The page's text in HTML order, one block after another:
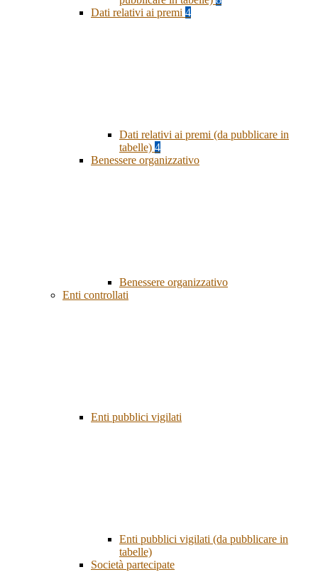
Dati relativi ai premi 4
Dati relativi ai premi (da pubblicare in
tabelle) 4
Benessere organizzativo
Benessere organizzativo
Enti controllati
Enti pubblici vigilati
Enti pubblici vigilati (da pubblicare in
tabelle)
Società partecipate